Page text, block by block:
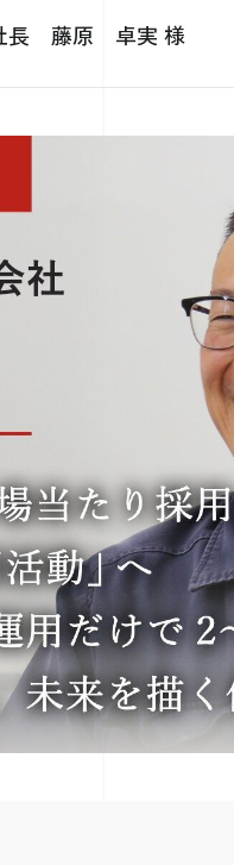
長 藤原 卓実 様